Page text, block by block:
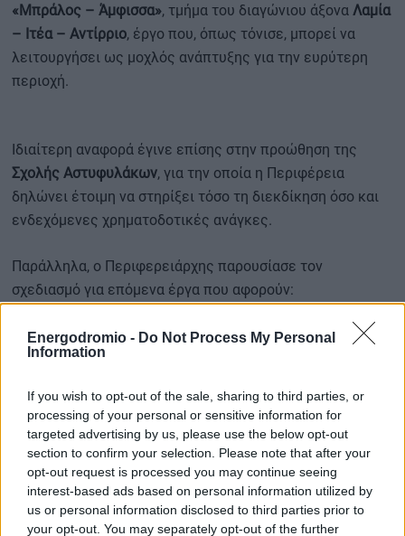
Energodromio - Do Not Process My Personal
Information
If you wish to opt-out of the sale, sharing to third parties, or
processing of your personal or sensitive information for
targeted advertising by us, please use the below opt-out
section to confirm your selection. Please note that after your
opt-out request is processed you may continue seeing
interest-based ads based on personal information utilized by
us or personal information disclosed to third parties prior to
your opt-out. You may separately opt-out of the further
«Μπράλος – Άμφισσα», τμήμα του διαγώνιου άξονα Λαμία
– Ιτέα – Αντίρριο, έργο που, όπως τόνισε, μπορεί να
λειτουργήσει ως μοχλός ανάπτυξης για την ευρύτερη
περιοχή.
Ιδιαίτερη αναφορά έγινε επίσης στην προώθηση της
Σχολής Αστυφυλάκων, για την οποία η Περιφέρεια
δηλώνει έτοιμη να στηρίξει τόσο τη διεκδίκηση όσο και
ενδεχόμενες χρηματοδοτικές ανάγκες.
Παράλληλα, ο Περιφερειάρχης παρουσίασε τον
σχεδιασμό για επόμενα έργα που αφορούν:
την έναρξη της ανάπλασης Αμφίκλειας, με
εξασφαλισμένη χρηματοδότηση,
παρεμβάσεις αστικής ανάπλασης στην πλατεία Αγίου
Δημητρίου στην Κάτω Τιθορέα,
χρηματοδότηση έργων εσωτερικής και αγροτικής
οδοποιίας μέσω του ΠΠΑ 2026-2030,
νέα έργα καθαρισμού ρεμάτων μετά από σχετικά
αιτήματα κοινοτήτων και φορέων.
«Ώριμος» ο κόμβος Παναγίτσας –